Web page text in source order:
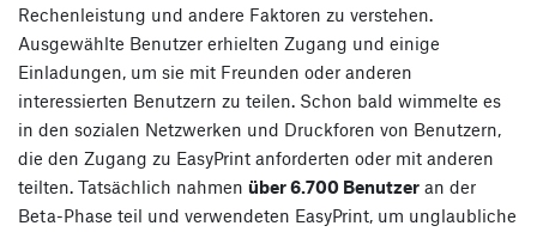
Rechenleistung und andere Faktoren zu verstehen.
Ausgewählte Benutzer erhielten Zugang und einige
Einladungen, um sie mit Freunden oder anderen
interessierten Benutzern zu teilen. Schon bald wimmelte es
in den sozialen Netzwerken und Druckforen von Benutzern,
die den Zugang zu EasyPrint anforderten oder mit anderen
teilten. Tatsächlich nahmen über 6.700 Benutzer an der
Beta-Phase teil und verwendeten EasyPrint, um unglaubliche